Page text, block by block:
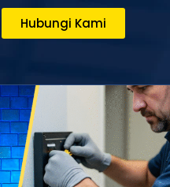
Hubungi Kami